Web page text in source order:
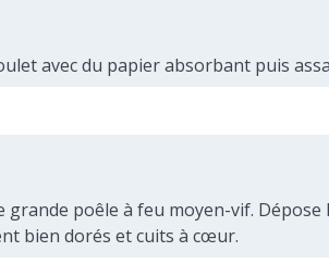
avec du papier absorbant puis
grande poêle à feu moyen-vif.
bien dorés et cuits à cœur.